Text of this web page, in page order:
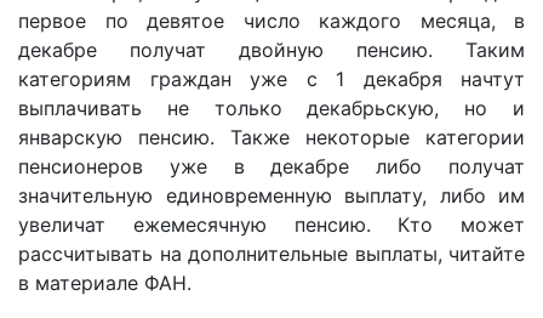
первое по девятое число каждого месяца, в
декабре получат двойную пенсию. Таким
категориям граждан уже с 1 декабря начтут
выплачивать не только декабрьскую, но и
январскую пенсию. Также некоторые категории
пенсионеров уже в декабре либо получат
значительную единовременную выплату, либо им
увеличат ежемесячную пенсию. Кто может
рассчитывать на дополнительные выплаты, читайте
в материале ФАН.